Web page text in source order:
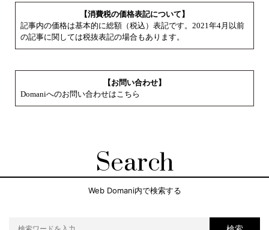
【消費税の価格表記について】
記事内の価格は基本的に総額（税込）表記です。2021年4月以前
の記事に関しては税抜表記の場合もあります。
【お問い合わせ】
Domaniへのお問い合わせはこちら
Search
Web Domani内で検索する